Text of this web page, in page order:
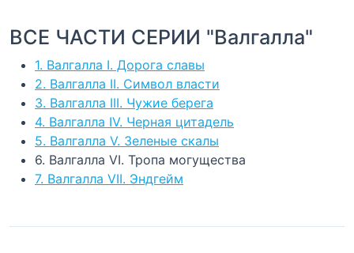
ВСЕ ЧАСТИ СЕРИИ "Валгалла"
1. Валгалла I. Дорога славы
2. Валгалла II. Символ власти
3. Валгалла III. Чужие берега
4. Валгалла IV. Черная цитадель
5. Валгалла V. Зеленые скалы
6. Валгалла VI. Тропа могущества
7. Валгалла VII. Эндгейм